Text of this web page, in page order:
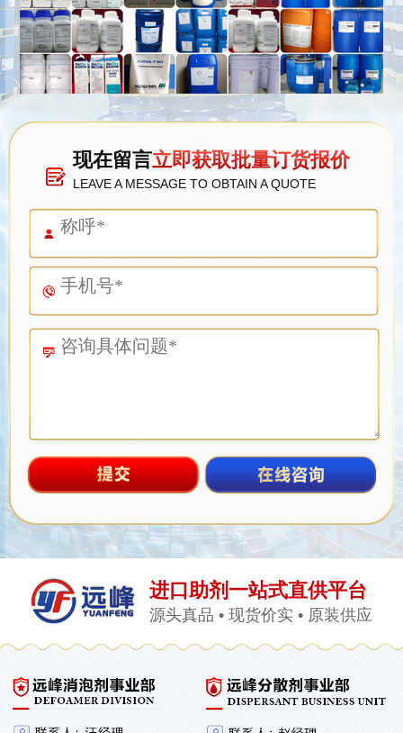
现在留言立即获取批量订货报价
LEAVE A MESSAGE TO OBTAIN A QUOTE
进口助剂一站式直供平台
源头真品 • 现货价实 • 原装供应